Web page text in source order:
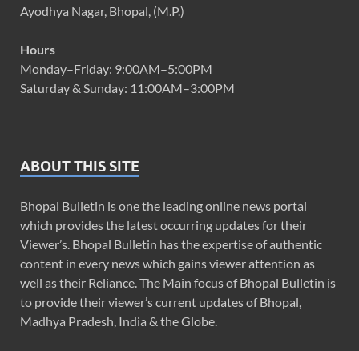
Ayodhya Nagar, Bhopal, (M.P.)
Hours
Monday–Friday: 9:00AM–5:00PM
Saturday & Sunday: 11:00AM–3:00PM
ABOUT THIS SITE
Bhopal Bulletin is one the leading online news portal
which provides the latest occurring updates for their
Viewer’s. Bhopal Bulletin has the expertise of authentic
content in every news which gains viewer attention as
well as their Reliance. The Main focus of Bhopal Bulletin is
to provide their viewer’s current updates of Bhopal,
Madhya Pradesh, India & the Globe.